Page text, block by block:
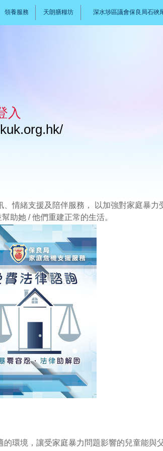
領養服務 天朗膳糧坊 深水埗區議會保良局石硤
入
情緒支援及陪伴服務， 以加強對家庭暴力
助她 / 他們重建正常的生活。
環境，讓受家庭暴力問題影響的兒童能與